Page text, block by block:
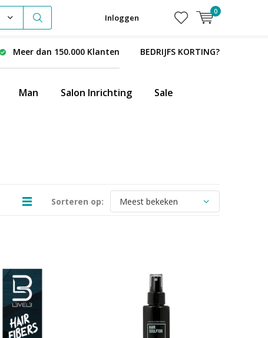
Inloggen
0
Meer dan 150.000 Klanten BEDRIJFS KORTING?
Man Salon Inrichting Sale
Sorteren op: